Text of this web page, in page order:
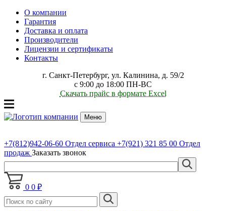
О компании
Гарантия
Доставка и оплата
Производители
Лицензии и сертификаты
Контакты
г. Санкт-Петербург, ул. Калинина, д. 59/2
с 9:00 до 18:00 ПН-ВС
Скачать прайс в формате Excel
Меню
+7(812)942-06-60 Отдел сервиса +7(921) 321 85 00 Отдел
продаж Заказать звонок
0 0 ₽